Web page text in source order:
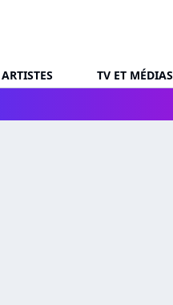
ARTISTES TV ET MÉDIAS